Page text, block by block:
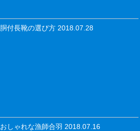
胴付長靴の選び方 2018.07.28
おしゃれな漁師合羽 2018.07.16